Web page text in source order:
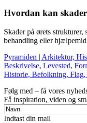
Hvordan kan
Skader på ørets
behandling eller
Pyramiden | Arkitektur,
Beskrivelse, Levested,
Historie, Befolkning,
Følg med – få vores
Få inspiration, viden og
Indtast din mail